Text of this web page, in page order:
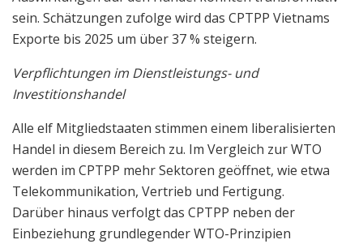
sein. Schätzungen zufolge wird das CPTPP Vietnams
Exporte bis 2025 um über 37 % steigern.
Verpflichtungen im Dienstleistungs- und
Investitionshandel
Alle elf Mitgliedstaaten stimmen einem liberalisierten
Handel in diesem Bereich zu. Im Vergleich zur WTO
werden im CPTPP mehr Sektoren geöffnet, wie etwa
Telekommunikation, Vertrieb und Fertigung.
Darüber hinaus verfolgt das CPTPP neben der
Einbeziehung grundlegender WTO-Prinzipien